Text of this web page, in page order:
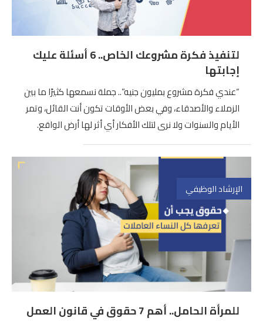
لتنفيذ فكرة مشروعك الخاص.. 6 أسئلة عليك
إجابتها
“عندي فكرة مشروع بمليون جنيه”.. جملة نسمعها كثيرًا ما بين
الزملاء والأصدقاء، وفي بعض الأوقات تكون أنت القائل، وتمر
الأيام والسنوات ولا نرى لتلك الأفكار أي أثر لها أرض الواقع.
الإرشاد الوظيفي
للمرأة الحامل.. أهم 7 حقوق في قانون العمل